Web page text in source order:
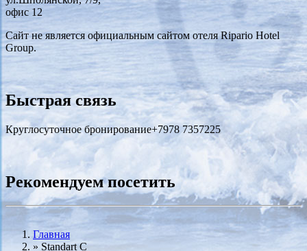
офис 12
Сайт не является официальным сайтом отеля Ripario Hotel
Group.
Быстрая связь
Круглосуточное бронирование+7978 7357225
Рекомендуем посетить
Главная
» Standart С